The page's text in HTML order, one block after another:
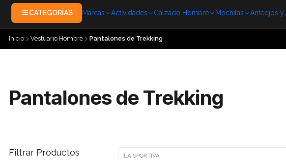
CATEGORÍAS Marcas Actividades Calzado Hombre Mochilas Anteojos y
Inicio Vestuario Hombre Pantalones de Trekking
Pantalones de Trekking
Filtrar Productos LA SPORTIVA